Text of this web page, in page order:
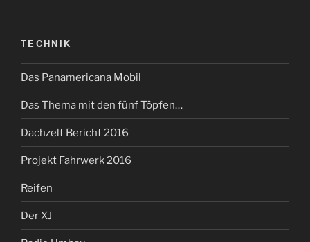
TECHNIK
Das Panamericana Mobil
Das Thema mit den fünf Töpfen…
Dachzelt Bericht 2016
Projekt Fahrwerk 2016
Reifen
Der XJ